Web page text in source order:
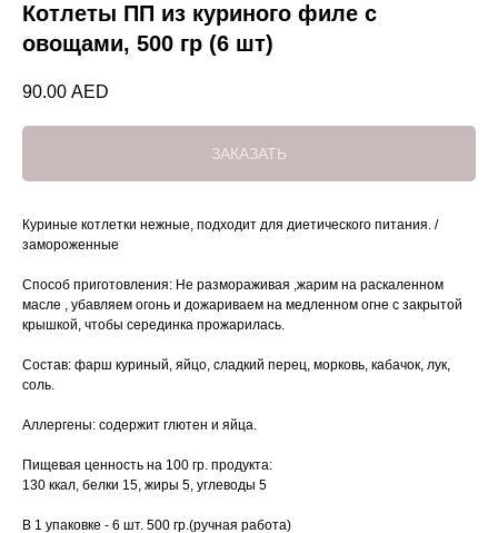
Котлеты ПП из куриного филе с
овощами, 500 гр (6 шт)
90.00 AED
ЗАКАЗАТЬ
Куриные котлетки нежные, подходит для диетического питания. /
замороженные
Способ приготовления: Не размораживая ,жарим на раскаленном
масле , убавляем огонь и дожариваем на медленном огне с закрытой
крышкой, чтобы серединка прожарилась.
Состав: фарш куриный, яйцо, сладкий перец, морковь, кабачок, лук,
соль.
Аллергены: содержит глютен и яйца.
Пищевая ценность на 100 гр. продукта:
130 ккал, белки 15, жиры 5, углеводы 5
В 1 упаковке - 6 шт. 500 гр.(ручная работа)